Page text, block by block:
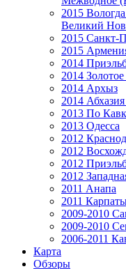
2015
Великий
2015 Санкт-
2015
2014
2014
2014 Архыз
2014
2013 По
2013 Одесса
2012
2012
2012
2012
2011 Анапа
2011
2009-2010
2009-2010
2006-2011
Карта
Обзоры